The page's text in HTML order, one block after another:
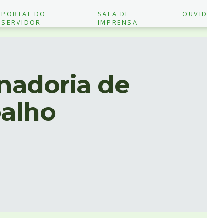
PORTAL DO
SERVIDOR
SALA DE
IMPRENSA
de